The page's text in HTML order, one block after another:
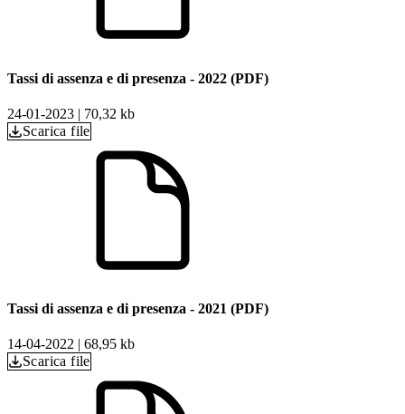
Tassi di assenza e di presenza - 2022 (PDF)
24-01-2023 | 70,32 kb
Scarica file
Tassi di assenza e di presenza - 2021 (PDF)
14-04-2022 | 68,95 kb
Scarica file